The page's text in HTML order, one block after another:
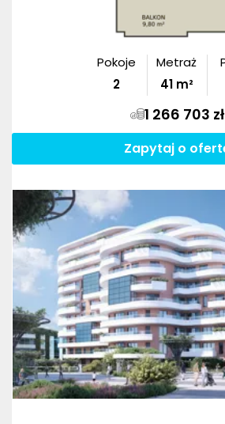
Pokoje
2
Metraż
41m²
1 266 703 zł
Zapytaj o